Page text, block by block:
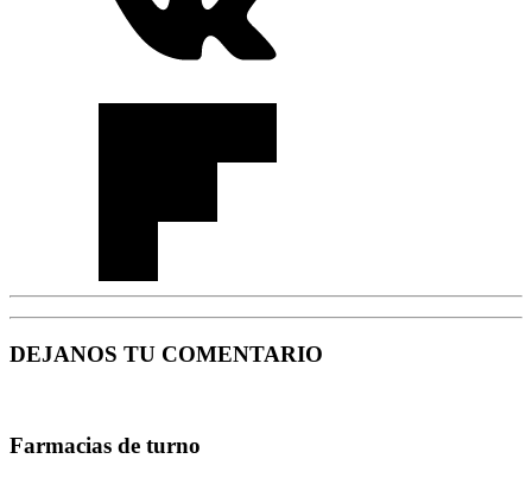
DEJANOS TU COMENTARIO
Farmacias de turno